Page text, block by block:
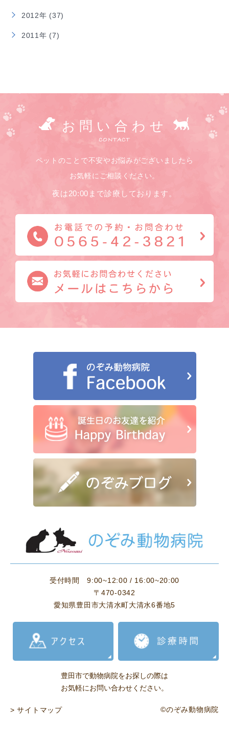
2012年 (37)
2011年 (7)
お問い合わせ
CONTACT
ペットのことで不安やお悩みがございましたら
お気軽にご相談ください。
夜は20:00まで診療しております。
受付時間
9:00~12:00 / 16:00~20:00
〒470-0342
愛知県豊田市大清水町大清水6番地5
豊田市で動物病院をお探しの際は
お気軽にお問い合わせください。
> サイトマップ ©のぞみ動物病院